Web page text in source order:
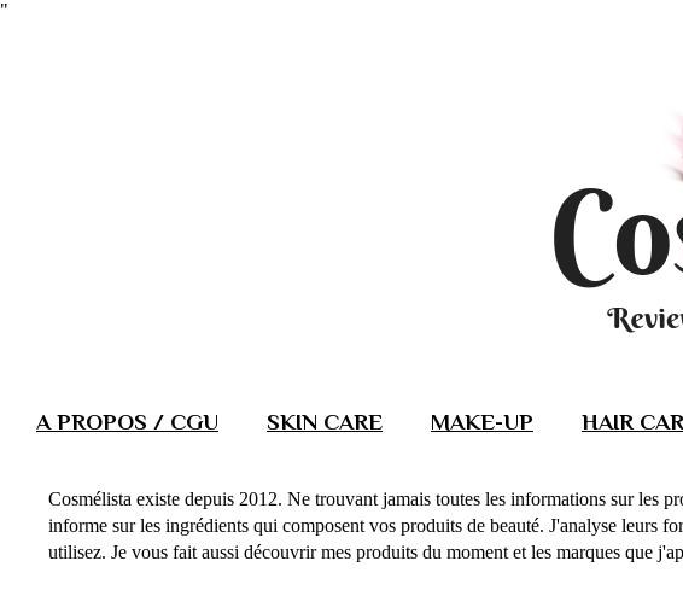
"
A PROPOS / CGU SKIN CARE MAKE-UP HAIR
Cosmélista existe depuis 2012. Ne trouvant jamais toutes les informations sur les
informe sur les ingrédients qui composent vos produits de beauté. J'analyse leurs
utilisez. Je vous fait aussi découvrir mes produits du moment et les marques que